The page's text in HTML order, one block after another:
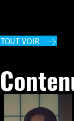
TOUT VOIR